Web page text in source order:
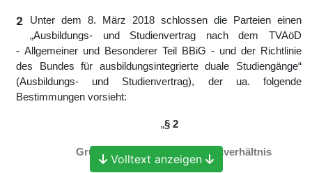
2
Unter dem 8. März 2018 schlossen die Parteien einen
„Ausbildungs- und Studienvertrag nach dem TVAöD
- Allgemeiner und Besonderer Teil BBiG - und der Richtlinie
des Bundes für ausbildungsintegrierte duale Studiengänge“
(Ausbildungs- und Studienvertrag), der ua. folgende
Bestimmungen vorsieht:
„§ 2
Grundsätzliches zum Vertragsverhältnis
Volltext anzeigen